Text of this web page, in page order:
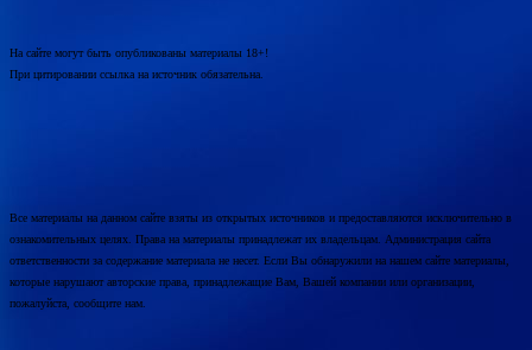
На сайте могут быть опубликованы материалы 18+!
При цитировании ссылка на источник обязательна.
Все материалы на данном сайте взяты из открытых источников и предоставляются исключительно в
ознакомительных целях. Права на материалы принадлежат их владельцам. Администрация сайта
ответственности за содержание материала не несет. Если Вы обнаружили на нашем сайте материалы,
которые нарушают авторские права, принадлежащие Вам, Вашей компании или организации,
пожалуйста, сообщите нам.